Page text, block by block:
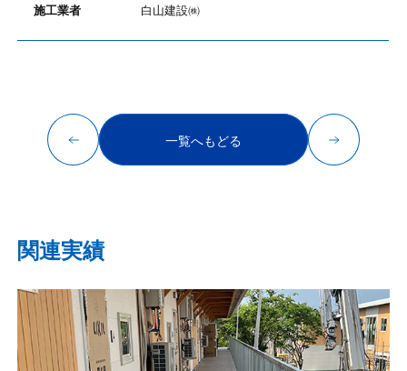
施工業者 白山建設㈱
一覧へもどる
関連実績